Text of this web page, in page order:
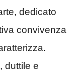
dedicato
convivenza
duttile e